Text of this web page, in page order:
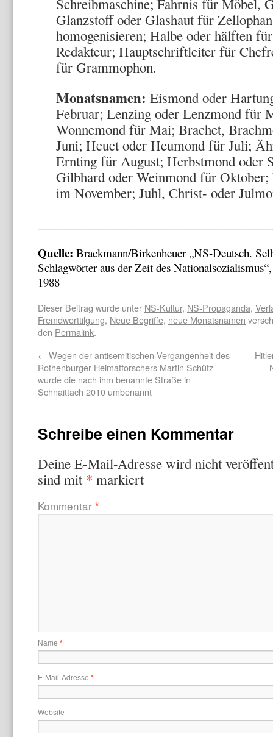
Schreibmaschine; Fahrnis für Möbel,
Glanzstoff oder Glashaut für
homogenisieren; Halbe oder hälften
Redakteur; Hauptschriftleiter für
für Grammophon.
Monatsnamen: Eismond oder
Februar; Lenzing oder Lenzmond für
Wonnemond für Mai; Brachet,
Juni; Heuet oder Heumond für Juli;
Ernting für August; Herbstmond oder
Gilbhard oder Weinmond für
im November; Juhl, Christ- oder
Quelle: Brackmann/Birkenheuer „NS-Deutsch.
Schlagwörter aus der Zeit des
1988
Dieser Beitrag wurde unter NS-Kultur, NS-Propaganda,
Fremdworttilgung, Neue Begriffe, neue Monatsnamen
den Permalink.
← Wegen der antisemitischen Vergangenheit des
Rothenburger Heimatforschers Martin Schütz
wurde die nach ihm benannte Straße in
Schnaittach 2010 umbenannt
Schreibe einen Kommentar
Deine E-Mail-Adresse wird nicht
sind mit * markiert
Kommentar *
Name *
E-Mail-Adresse *
Website